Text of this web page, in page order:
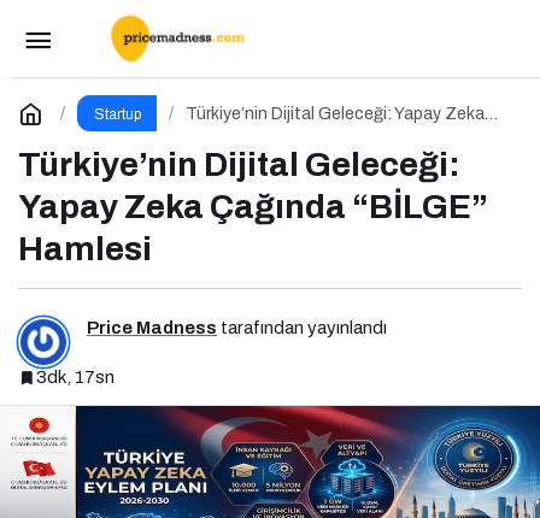
Startup
Türkiye’nin Dijital Geleceği: Yapay Zeka
Türkiye’nin Dijital Geleceği:
Yapay Zeka Çağında “BİLGE”
Hamlesi
Price Madness tarafından yayınlandı
3dk, 17sn
Before Friday Etkinliği İçin Geri Sayım!
Yorum Yap